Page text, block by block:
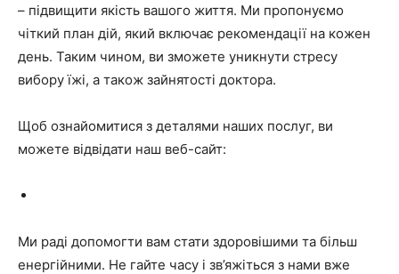
– підвищити якість вашого життя. Ми пропонуємо
чіткий план дій, який включає рекомендації на кожен
день. Таким чином, ви зможете уникнути стресу
вибору їжі, а також зайнятості доктора.
Щоб ознайомитися з деталями наших послуг, ви
можете відвідати наш веб-сайт:
Ми раді допомогти вам стати здоровішими та більш
енергійними. Не гайте часу і зв’яжіться з нами вже